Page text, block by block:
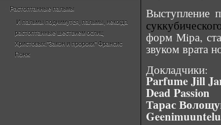
Растоптанные пальмы
И пальмы поднимутся, пальмы, некогда
растоптанные шествием ослиц
Христовых."Закон и пророки" Франсис
Понж
Выступление
форм Мiра,
звуком врата
Докладчики:
Parfume Jill
Dead Passion
Тарас